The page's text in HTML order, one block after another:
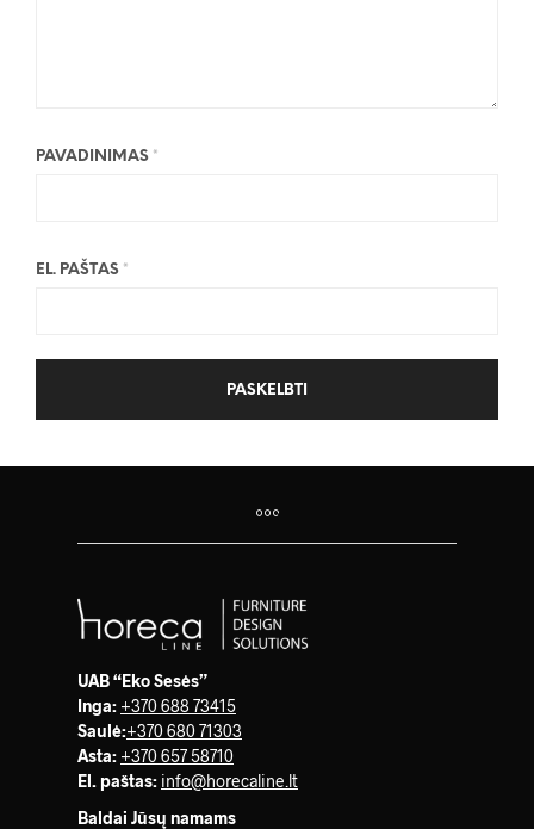
PAVADINIMAS *
EL. PAŠTAS *
UAB “Eko Sesės”
Inga: +370 688 73415
Saulė:+370 680 71303
Asta: +370 657 58710
El. paštas: info@horecaline.lt
Baldai Jūsų namams